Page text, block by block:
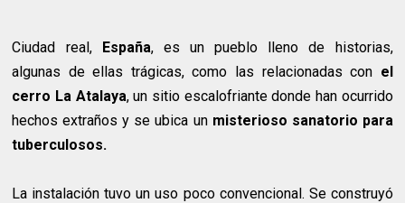
Ciudad real, España, es un pueblo lleno de historias,
algunas de ellas trágicas, como las relacionadas con el
cerro La Atalaya, un sitio escalofriante donde han ocurrido
hechos extraños y se ubica un misterioso sanatorio para
tuberculosos.
La instalación tuvo un uso poco convencional. Se construyó